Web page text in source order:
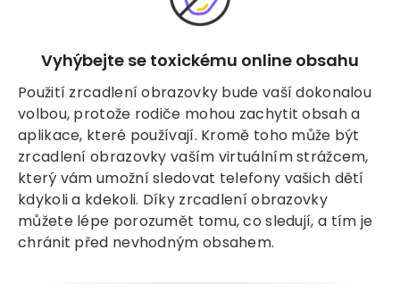
Vyhýbejte se toxickému online obsahu
Použití zrcadlení obrazovky bude vaší dokonalou
volbou, protože rodiče mohou zachytit obsah a
aplikace, které používají. Kromě toho může být
zrcadlení obrazovky vaším virtuálním strážcem,
který vám umožní sledovat telefony vašich dětí
kdykoli a kdekoli. Díky zrcadlení obrazovky
můžete lépe porozumět tomu, co sledují, a tím je
chránit před nevhodným obsahem.